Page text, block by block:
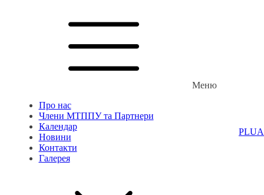
Меню
Про нас
Члени МТППУ та Партнери
Календар
Новини
Контакти
Галерея
PLUA